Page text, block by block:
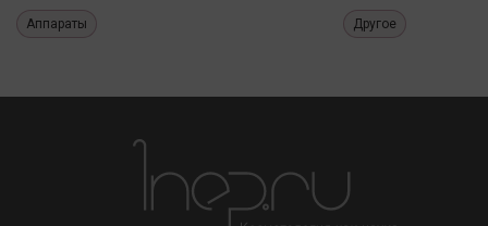
Аппараты Другое